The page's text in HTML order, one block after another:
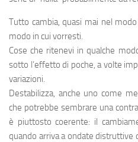
Tutto cambia, quasi mai nel
modo in cui vorresti.
Cose che ritenevi in qualche
sotto l’effetto di poche, a volte
variazioni.
Destabilizza, anche uno come
che potrebbe sembrare una
è piuttosto coerente: il
quando arriva a ondate distruttive